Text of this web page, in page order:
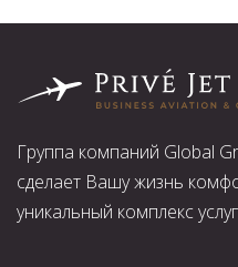
Группа компаний Global
сделает Вашу жизнь
уникальный комплекс услуг